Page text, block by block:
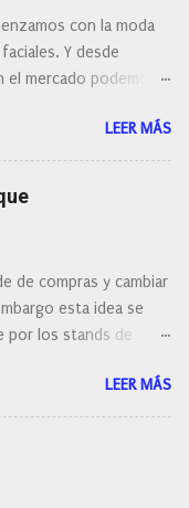
con la moda
Y desde
mercado podemos
a pilas, a batería,
y
precios. Existe en la
antes de hacer la
unas preguntas:
de porque elegí mi
LEER MÁS
de compras y cambiar
esta idea se
por los stands de
colores de Clinique.
LEER MÁS